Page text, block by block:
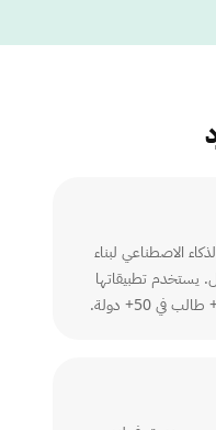
الاصطناعي لبناء
يستخدم تطبيقاتها